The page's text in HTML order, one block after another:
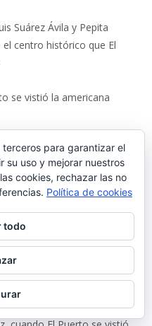
Suárez Ávila y Pepita
centro histórico que El
se vistió la americana
a uno: el cruel destino de los
el golpe militar de 1936
de una enseñanza
coletazos de una
para garantizar el
su uso y mejorar nuestros
cookies, rechazar las no
Política de cookies
todo